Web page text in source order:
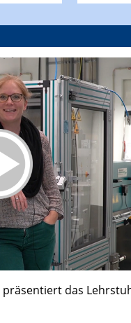
präsentiert das